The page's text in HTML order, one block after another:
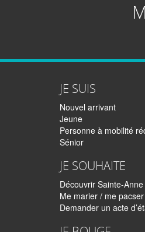
JE SUIS
Nouvel arrivant
Jeune
Personne à mobilité
Sénior
JE SOUHAITE
Découvrir Sainte-Anne
Me marier / me pacser
Demander un acte